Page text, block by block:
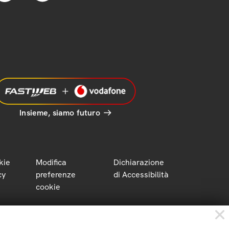
Insieme, siamo futuro
Modifica
preferenze
cookie
Dichiarazione
di Accessibilità